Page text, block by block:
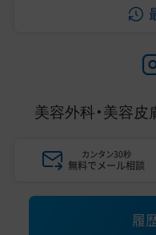
美容外科・美容皮
カンタン30秒
無料でメール相談
履